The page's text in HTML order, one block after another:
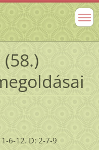
6-12. D: 2-7-9